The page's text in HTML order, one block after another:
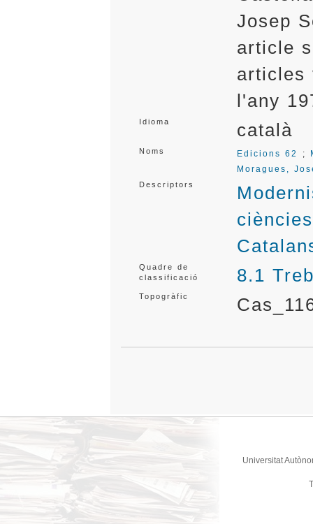
Josep
article
articles
l'any
Idioma català
Noms Edicions 62 ;
Moragues,
Descriptors
Quadre de
classificació
8.1
Topogràfic
Universitat